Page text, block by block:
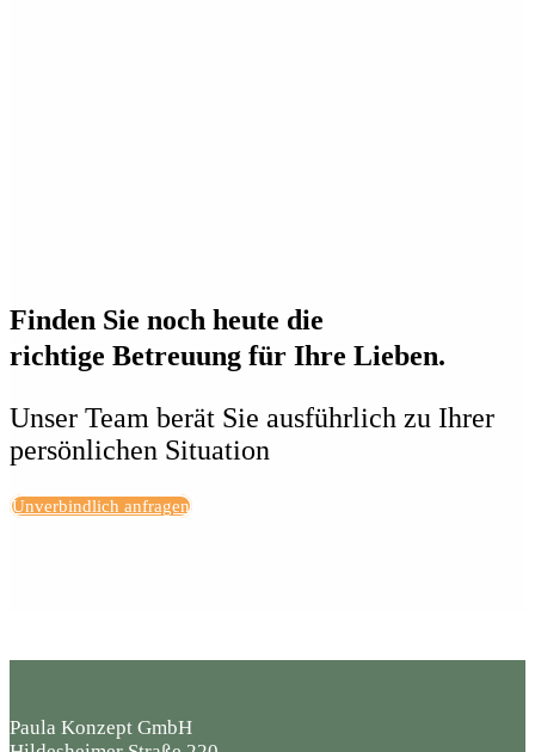
Finden Sie noch heute die
richtige Betreuung für Ihre Lieben.
Unser Team berät Sie ausführlich zu Ihrer
persönlichen Situation
Unverbindlich anfragen
Paula Konzept GmbH